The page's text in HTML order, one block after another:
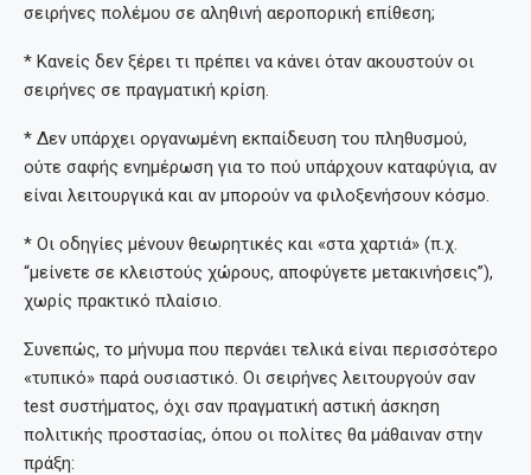
σειρήνες πολέμου σε αληθινή αεροπορική επίθεση;
* Κανείς δεν ξέρει τι πρέπει να κάνει όταν ακουστούν οι
σειρήνες σε πραγματική κρίση.
* Δεν υπάρχει οργανωμένη εκπαίδευση του πληθυσμού,
ούτε σαφής ενημέρωση για το πού υπάρχουν καταφύγια, αν
είναι λειτουργικά και αν μπορούν να φιλοξενήσουν κόσμο.
* Οι οδηγίες μένουν θεωρητικές και «στα χαρτιά» (π.χ.
“μείνετε σε κλειστούς χώρους, αποφύγετε μετακινήσεις”),
χωρίς πρακτικό πλαίσιο.
Συνεπώς, το μήνυμα που περνάει τελικά είναι περισσότερο
«τυπικό» παρά ουσιαστικό. Οι σειρήνες λειτουργούν σαν
test συστήματος, όχι σαν πραγματική αστική άσκηση
πολιτικής προστασίας, όπου οι πολίτες θα μάθαιναν στην
πράξη: